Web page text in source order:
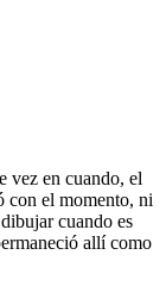
vez en cuando, el
con el momento, ni
cuando es
allí como